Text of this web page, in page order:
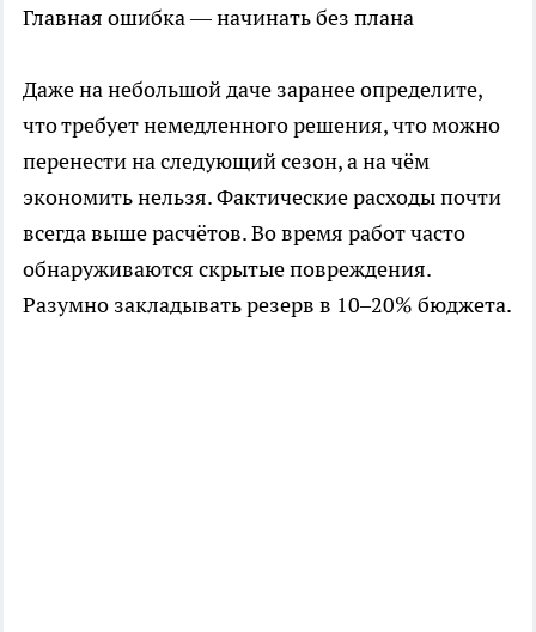
Главная ошибка — начинать без плана
Даже на небольшой даче заранее определите,
что требует немедленного решения, что можно
перенести на следующий сезон, а на чём
экономить нельзя. Фактические расходы почти
всегда выше расчётов. Во время работ часто
обнаруживаются скрытые повреждения.
Разумно закладывать резерв в 10–20% бюджета.